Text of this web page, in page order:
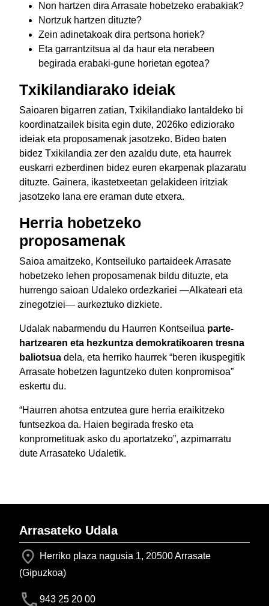
Non hartzen dira Arrasate hobetzeko erabakiak?
Nortzuk hartzen dituzte?
Zein adinetakoak dira pertsona horiek?
Eta garrantzitsua al da haur eta nerabeen
begirada erabaki-gune horietan egotea?
Txikilandiarako ideiak
Saioaren bigarren zatian, Txikilandiako lantaldeko bi
koordinatzailek bisita egin dute, 2026ko ediziorako
ideiak eta proposamenak jasotzeko. Bideo baten
bidez Txikilandia zer den azaldu dute, eta haurrek
euskarri ezberdinen bidez euren ekarpenak plazaratu
dituzte. Gainera, ikastetxeetan gelakideen iritziak
jasotzeko lana ere eraman dute etxera.
Herria hobetzeko
proposamenak
Saioa amaitzeko, Kontseiluko partaideek Arrasate
hobetzeko lehen proposamenak bildu dituzte, eta
hurrengo saioan Udaleko ordezkariei —Alkateari eta
zinegotziei— aurkeztuko dizkiete.
Udalak nabarmendu du Haurren Kontseilua parte-
hartzearen eta hezkuntza demokratikoaren tresna
baliotsua dela, eta herriko haurrek “beren ikuspegitik
Arrasate hobetzen laguntzeko duten konpromisoa”
eskertu du.
“Haurren ahotsa entzutea gure herria eraikitzeko
funtsezkoa da. Haien begirada fresko eta
konprometituak asko du aportatzeko”, azpimarratu
dute Arrasateko Udaletik.
Arrasateko Udala
Herriko plaza nagusia 1, 20500 Arrasate
(Gipuzkoa)
943 25 20 00